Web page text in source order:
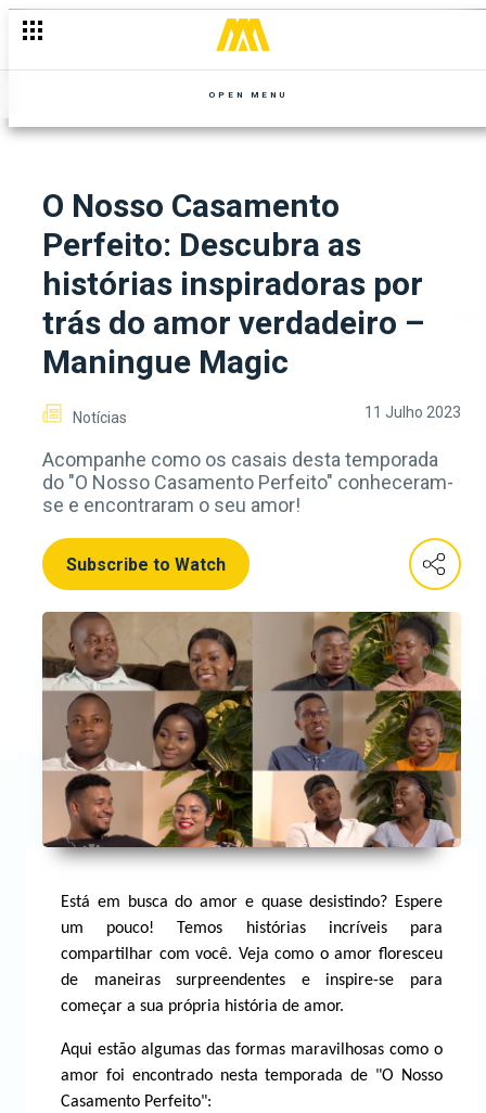
OPEN MENU
O Nosso Casamento
Perfeito: Descubra as
histórias inspiradoras por
trás do amor verdadeiro –
Maningue Magic
Notícias 11 Julho 2023
Acompanhe como os casais desta temporada
do "O Nosso Casamento Perfeito" conheceram-
se e encontraram o seu amor!
Subscribe to Watch
Está em busca do amor e quase desistindo? Espere
um pouco! Temos histórias incríveis para
compartilhar com você. Veja como o amor floresceu
de maneiras surpreendentes e inspire-se para
começar a sua própria história de amor.
Aqui estão algumas das formas maravilhosas como o
amor foi encontrado nesta temporada de "O Nosso
Casamento Perfeito":